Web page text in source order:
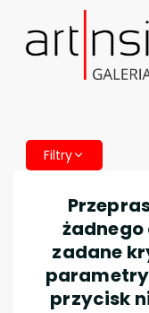
Filtry
żadnego
zadane
przycisk